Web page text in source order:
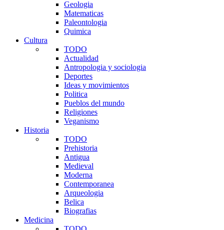
Geologia
Matematicas
Paleontologia
Quimica
Cultura
TODO
Actualidad
Antropologia y sociologia
Deportes
Ideas y movimientos
Politica
Pueblos del mundo
Religiones
Veganismo
Historia
TODO
Prehistoria
Antigua
Medieval
Moderna
Contemporanea
Arqueologia
Belica
Biografias
Medicina